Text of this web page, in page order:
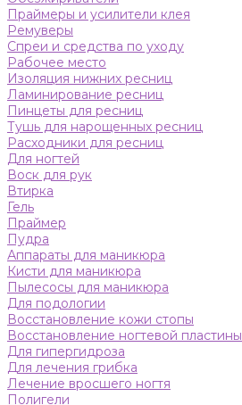
Праймеры и усилители клея
Ремуверы
Спреи и средства по уходу
Рабочее место
Изоляция нижних ресниц
Ламинирование ресниц
Пинцеты для ресниц
Тушь для нарощенных ресниц
Расходники для ресниц
Для ногтей
Воск для рук
Втирка
Гель
Праймер
Пудра
Аппараты для маникюра
Кисти для маникюра
Пылесосы для маникюра
Для подологии
Восстановление кожи стопы
Восстановление ногтевой пластины
Для гипергидроза
Для лечения грибка
Лечение вросшего ногтя
Полигели